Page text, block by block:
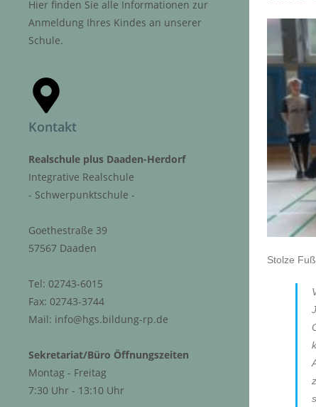
Hier finden Sie alle Informationen zur
Anmeldung Ihres Kindes an unserer
Schule.
Kontakt
Realschule plus Daaden-Herdorf
Integrative Realschule
- Schwerpunktschule -
Goethestraße 39
57567 Daaden
Tel: 02743-6015
Fax: 02743-3744
Mail: info@hgs.bildung-rp.de
Sekretariat/Büro Öffnungszeiten
Montag - Freitag
7:30 Uhr - 13:10 Uhr
Stolze